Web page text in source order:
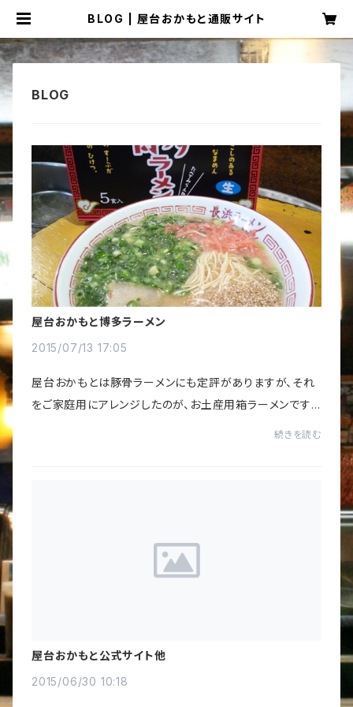
BLOG | 屋台おかもと通販サイト
屋台おかもと博多ラーメン
2015/07/13 17:05
屋台おかもとは豚骨ラーメンにも定評がありますが、それ
をご家庭用にアレンジしたのが、お土産用箱ラーメンです。
続きを読む
屋台おかもと公式サイト他
2015/06/30 10:18